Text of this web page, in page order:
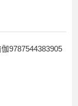
9787544383905